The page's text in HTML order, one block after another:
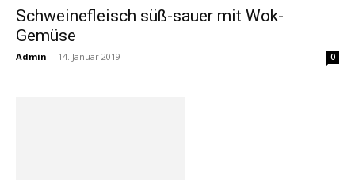
Schweinefleisch süß-sauer mit Wok-
Gemüse
Admin - 14. Januar 2019 0